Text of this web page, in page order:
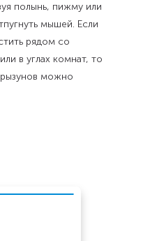
полынь, пижму или
мышей. Если
рядом со
в углах комнат, то
можно